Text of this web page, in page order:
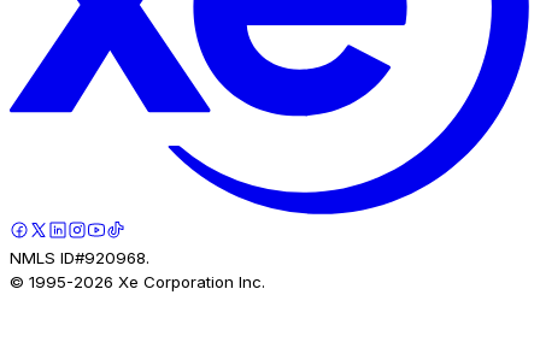
NMLS ID#920968.
© 1995-2026 Xe Corporation Inc.